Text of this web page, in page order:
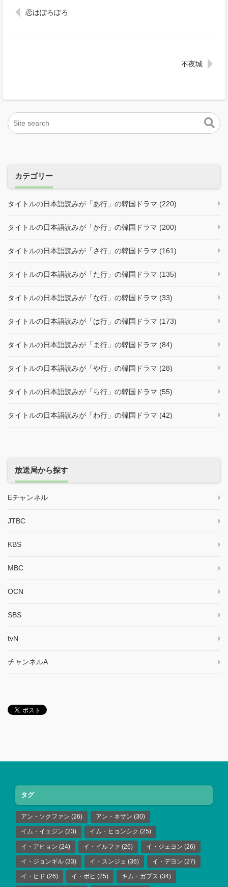
恋はぽろぽろ
不夜城
カテゴリー
タイトルの日本語読みが「あ行」の韓国ドラマ (220)
タイトルの日本語読みが「か行」の韓国ドラマ (200)
タイトルの日本語読みが「さ行」の韓国ドラマ (161)
タイトルの日本語読みが「た行」の韓国ドラマ (135)
タイトルの日本語読みが「な行」の韓国ドラマ (33)
タイトルの日本語読みが「は行」の韓国ドラマ (173)
タイトルの日本語読みが「ま行」の韓国ドラマ (84)
タイトルの日本語読みが「や行」の韓国ドラマ (28)
タイトルの日本語読みが「ら行」の韓国ドラマ (55)
タイトルの日本語読みが「わ行」の韓国ドラマ (42)
放送局から探す
Eチャンネル
JTBC
KBS
MBC
OCN
SBS
tvN
チャンネルA
タグ
アン・ソクファン (26) アン・ネサン (30)
イム・イェジン (23) イム・ヒョンシク (25)
イ・アヒョン (24) イ・イルファ (26) イ・ジェヨン (26)
イ・ジョンギル (33) イ・スンジェ (36) イ・デヨン (27)
イ・ヒド (26) イ・ボヒ (25) キム・ガプス (34)